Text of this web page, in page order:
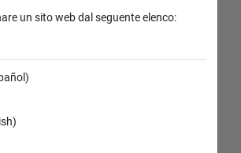
un sito web dal seguente elenco: